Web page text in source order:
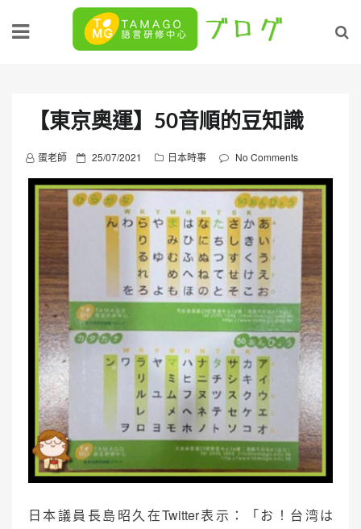
【東京奧運】50音順的豆知識
蛋老師
P
o
s
25/07/2021 日本時事 No Comments
日本議員長島昭久在Twitter表示：「お！台湾は